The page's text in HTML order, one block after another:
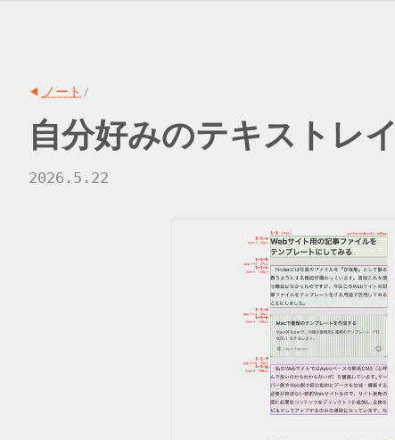
ノート /
自分好みのテキストレイ
2026.5.22